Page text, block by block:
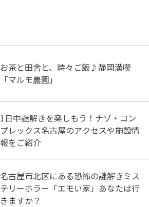
お茶と田舎と、時々ご飯♪静岡満喫
「マルモ農園」
1日中謎解きを楽しもう！ナゾ・コン
プレックス名古屋のアクセスや施設情
報をご紹介
名古屋市北区にある恐怖の謎解きミス
テリーホラー「エモい家」あなたは行
きますか？